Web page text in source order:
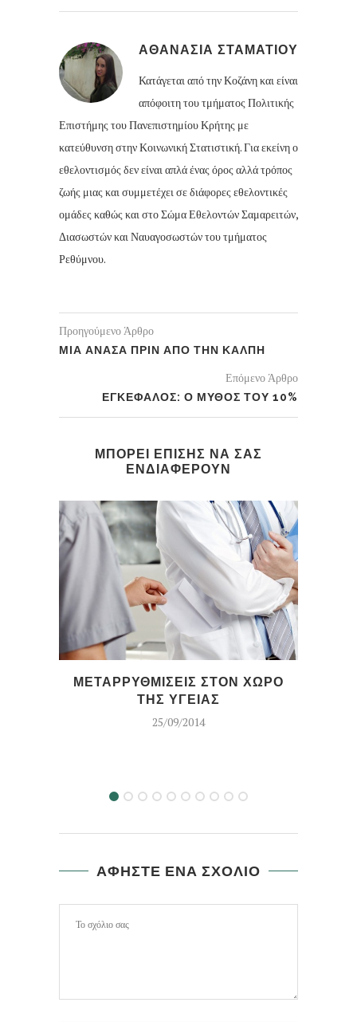
ΑΘΑΝΑΣΙΑ ΣΤΑΜΑΤΙΟΥ
Κατάγεται από την Κοζάνη και είναι
απόφοιτη του τμήματος Πολιτικής
Επιστήμης του Πανεπιστημίου Κρήτης με
κατεύθυνση στην Κοινωνική Στατιστική. Για εκείνη ο
εθελοντισμός δεν είναι απλά ένας όρος αλλά τρόπος
ζωής μιας και συμμετέχει σε διάφορες εθελοντικές
ομάδες καθώς και στο Σώμα Εθελοντών Σαμαρειτών,
Διασωστών και Ναυαγοσωστών του τμήματος
Ρεθύμνου.
Προηγούμενο Άρθρο
ΜΙΑ ΑΝΑΣΑ ΠΡΙΝ ΑΠΟ ΤΗΝ ΚΑΛΠΗ
Επόμενο Άρθρο
ΕΓΚΕΦΑΛΟΣ: Ο ΜΥΘΟΣ ΤΟΥ 10%
ΜΠΟΡΕΙ ΕΠΙΣΗΣ ΝΑ ΣΑΣ
ΕΝΔΙΑΦΕΡΟΥΝ
ΜΕΤΑΡΡΥΘΜΙΣΕΙΣ ΣΤΟΝ ΧΩΡΟ
ΤΗΣ ΥΓΕΙΑΣ
25/09/2014
ΑΦΗΣΤΕ ΕΝΑ ΣΧΟΛΙΟ